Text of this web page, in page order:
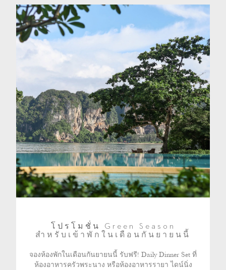
โปรโมชั่น Green Season
สำหรับเข้าพักในเดือนกันยายนนี้
จองห้องพักในเดือนกันยายนนี้ รับฟรี! Daily Dinner Set ที่
ห้องอาหารครัวพระนาง หรือห้องอาหารรายา ไดน์นิ่ง